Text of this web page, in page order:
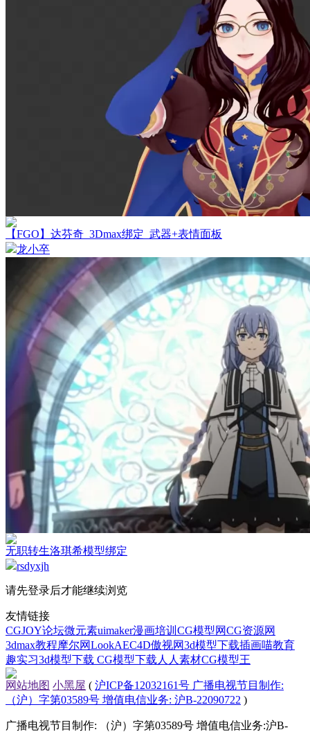
【FGO】达芬奇_3Dmax绑定_武器+表情面板
龙小卒
无职转生洛琪希模型绑定
rsdyxjh
请先登录后才能继续浏览
友情链接
CGJOY论坛微元素uimaker漫画培训 CG模型网CG资源网
3dmax教程摩尔网LookAEC4D傲视网3d模型下载插画喵教育
趣实习3d模型下载 CG模型下载 人人素材CG模型王
网站地图 小黑屋 ( 沪ICP备12032161号 广播电视节目制作:
（沪）字第03589号 增值电信业务: 沪B-22090722 )
广播电视节目制作: （沪）字第03589号 增值电信业务:沪B-